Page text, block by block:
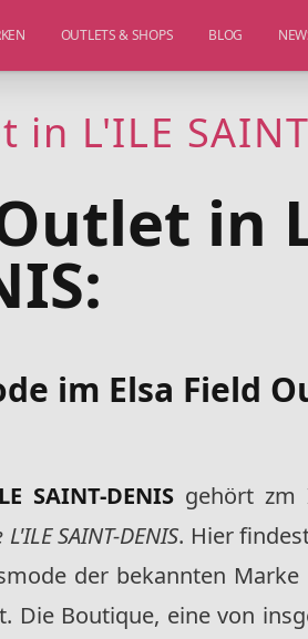
OUTLETS & SHOPS BLOG
in L'ILE
in
im Elsa Field
SAINT-DENIS gehört zm
SAINT-DENIS. Hier
der bekannten
Die Boutique, eine von